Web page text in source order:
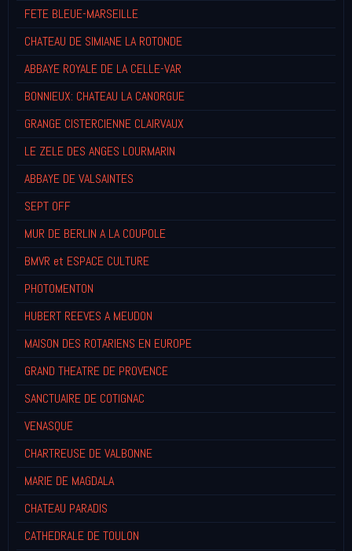
FETE BLEUE-MARSEILLE
CHATEAU DE SIMIANE LA ROTONDE
ABBAYE ROYALE DE LA CELLE-VAR
BONNIEUX: CHATEAU LA CANORGUE
GRANGE CISTERCIENNE CLAIRVAUX
LE ZELE DES ANGES LOURMARIN
ABBAYE DE VALSAINTES
SEPT OFF
MUR DE BERLIN A LA COUPOLE
BMVR et ESPACE CULTURE
PHOTOMENTON
HUBERT REEVES A MEUDON
MAISON DES ROTARIENS EN EUROPE
GRAND THEATRE DE PROVENCE
SANCTUAIRE DE COTIGNAC
VENASQUE
CHARTREUSE DE VALBONNE
MARIE DE MAGDALA
CHATEAU PARADIS
CATHEDRALE DE TOULON